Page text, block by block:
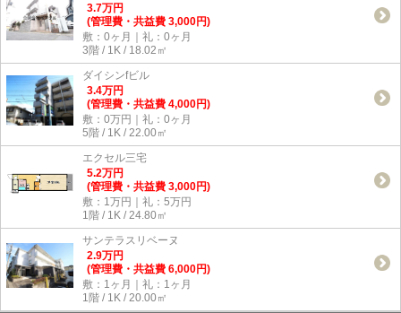
3.7万円
(管理費・共益費 3,000円)
敷：0ヶ月｜礼：0ヶ月
3階 / 1K / 18.02㎡
ダイシンfビル
3.4万円
(管理費・共益費 4,000円)
敷：0万円｜礼：0ヶ月
5階 / 1K / 22.00㎡
エクセル三宅
5.2万円
(管理費・共益費 3,000円)
敷：1万円｜礼：5万円
1階 / 1K / 24.80㎡
サンテラスリベーヌ
2.9万円
(管理費・共益費 6,000円)
敷：1ヶ月｜礼：1ヶ月
1階 / 1K / 20.00㎡